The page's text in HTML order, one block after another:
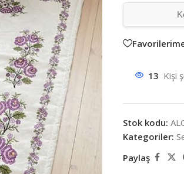
13 Kişi
Stok kodu:
Kategoriler:
Paylaş